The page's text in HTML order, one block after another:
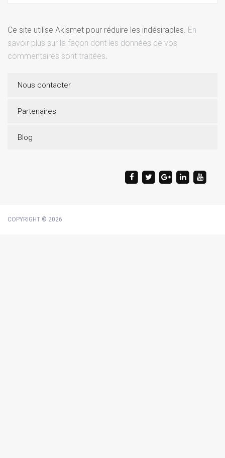
Ce site utilise Akismet pour réduire les indésirables. En
savoir plus sur la façon dont les données de vos
commentaires sont traitées.
Nous contacter
Partenaires
Blog
COPYRIGHT © 2026